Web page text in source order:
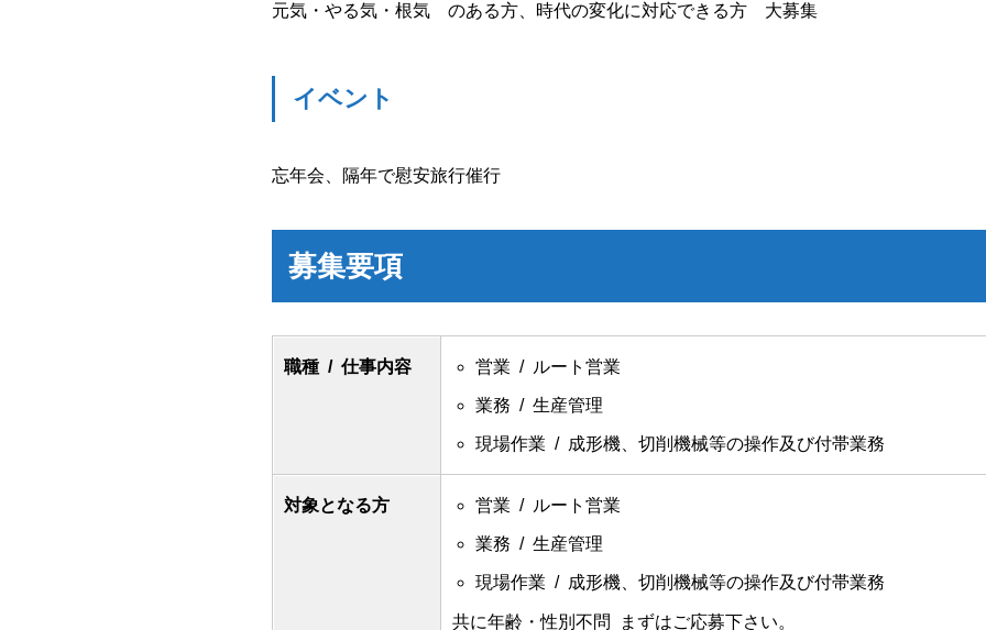
元気・やる気・根気 のある方、時代の変化に対応できる方 大募集
イベント
忘年会、隔年で慰安旅行催行
募集要項
職種 / 仕事内容 営業 / ルート営業
業務 / 生産管理
現場作業 / 成形機、切削機械等の操作及び付帯業務
対象となる方 営業 / ルート営業
業務 / 生産管理
現場作業 / 成形機、切削機械等の操作及び付帯業務
共に年齢・性別不問 まずはご応募下さい。